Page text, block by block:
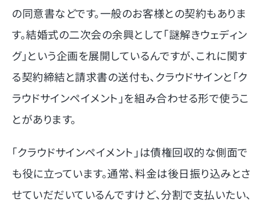
の同意書などです。一般のお客様との契約もありま
す。結婚式の二次会の余興として「謎解きウェディン
グ」という企画を展開しているんですが、これに関す
る契約締結と請求書の送付も、クラウドサインと「ク
ラウドサインペイメント」を組み合わせる形で使うこ
とがあります。
「クラウドサインペイメント」は債権回収的な側面で
も役に立っています。通常、料金は後日振り込みとさ
せていだだいているんですけど、分割で支払いたい、